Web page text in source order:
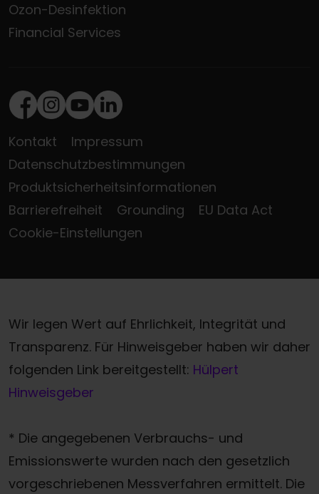
Ozon-Desinfektion
Financial Services
Facebook
Instagram
Youtube
LinkedIn
Kontakt
Impressum
Datenschutzbestimmungen
Produktsicherheitsinformationen
Barrierefreiheit
Grounding
EU Data Act
Cookie-Einstellungen
Wir legen Wert auf Ehrlichkeit, Integrität und
Transparenz. Für Hinweisgeber haben wir daher
folgenden Link bereitgestellt: Hülpert
Hinweisgeber
* Die angegebenen Verbrauchs- und
Emissionswerte wurden nach den gesetzlich
vorgeschriebenen Messverfahren ermittelt. Die